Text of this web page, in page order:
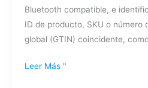
Bluetooth compatible, e
ID de producto, SKU o número
global (GTIN) coincidente,
Leer Más "